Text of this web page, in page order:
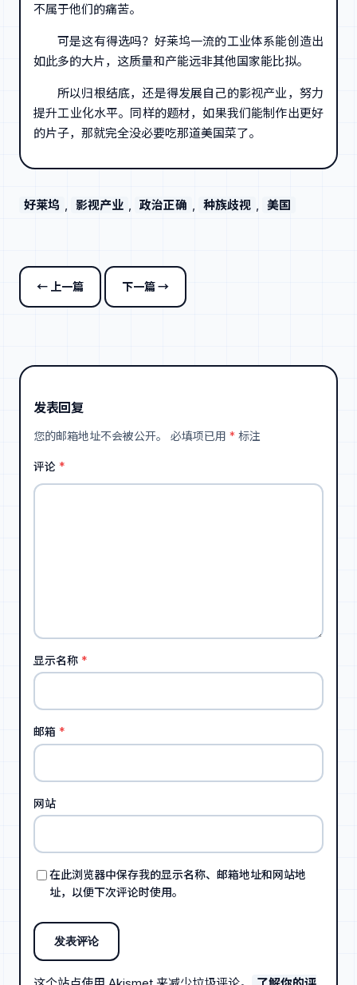
不属于他们的痛苦。
可是这有得选吗？好莱坞一流的工业体系能创造出
如此多的大片，这质量和产能远非其他国家能比拟。
所以归根结底，还是得发展自己的影视产业，努力
提升工业化水平。同样的题材，如果我们能制作出更好
的片子，那就完全没必要吃那道美国菜了。
好莱坞 , 影视产业 , 政治正确 , 种族歧视 , 美国
← 上一篇 下一篇 →
发表回复
您的邮箱地址不会被公开。 必填项已用 * 标注
评论 *
显示名称 *
邮箱 *
网站
在此浏览器中保存我的显示名称、邮箱地址和网站地
址，以便下次评论时使用。